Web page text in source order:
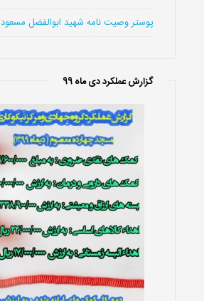
پوستر وصیت نامه شهید ابوالفضل مسعود
گزارش عملکرد دی ماه 99